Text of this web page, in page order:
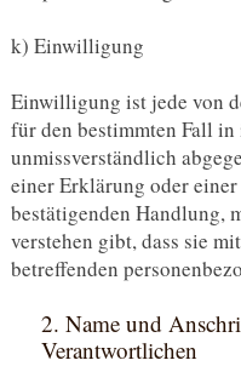
k) Einwilligung
Einwilligung ist jede von
für den bestimmten Fall
unmissverständlich
einer Erklärung oder
bestätigenden Handlung,
verstehen gibt, dass sie
betreffenden
2. Name und
Verantwortlichen